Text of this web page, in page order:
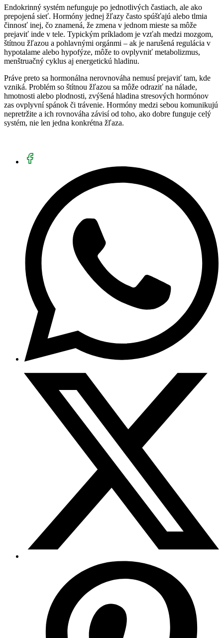
Endokrinný systém nefunguje po jednotlivých častiach, ale ako
prepojená sieť. Hormóny jednej žľazy často spúšťajú alebo tlmia
činnosť inej, čo znamená, že zmena v jednom mieste sa môže
prejaviť inde v tele. Typickým príkladom je vzťah medzi mozgom,
štítnou žľazou a pohlavnými orgánmi – ak je narušená regulácia v
hypotalame alebo hypofýze, môže to ovplyvniť metabolizmus,
menštruačný cyklus aj energetickú hladinu.
Práve preto sa hormonálna nerovnováha nemusí prejaviť tam, kde
vzniká. Problém so štítnou žľazou sa môže odraziť na nálade,
hmotnosti alebo plodnosti, zvýšená hladina stresových hormónov
zas ovplyvní spánok či trávenie. Hormóny medzi sebou komunikujú
nepretržite a ich rovnováha závisí od toho, ako dobre funguje celý
systém, nie len jedna konkrétna žľaza.